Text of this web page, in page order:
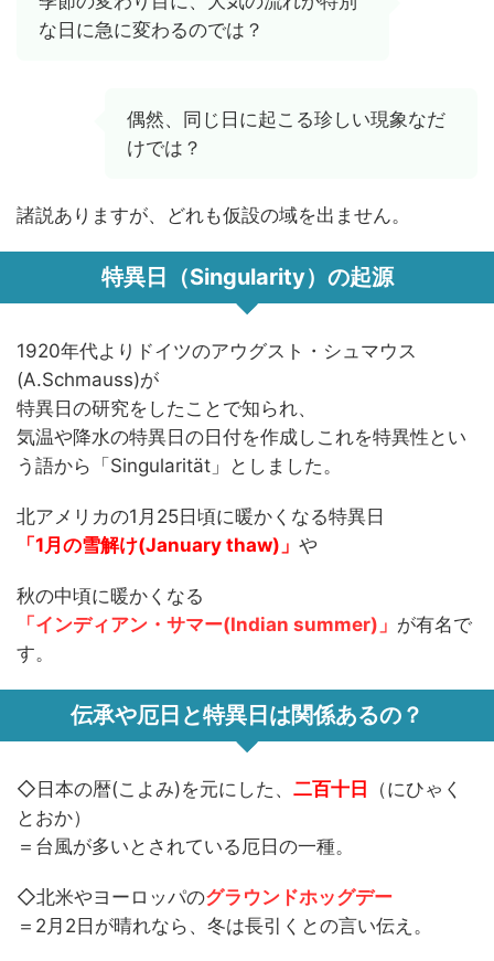
な日に急に変わるのでは？
偶然、同じ日に起こる珍しい現象なだ
けでは？
諸説ありますが、どれも仮設の域を出ません。
特異日（Singularity）の起源
1920年代よりドイツのアウグスト・シュマウス
(A.Schmauss)が
特異日の研究をしたことで知られ、
気温や降水の特異日の日付を作成しこれを特異性とい
う語から「Singularität」としました。
北アメリカの1月25日頃に暖かくなる特異日
「1月の雪解け(January thaw)」 や
秋の中頃に暖かくなる
「インディアン・サマー(Indian summer)」 が有名で
す。
伝承や厄日と特異日は関係あるの？
◇日本の暦(こよみ)を元にした、 二百十日 （にひゃく
とおか）
＝台風が多いとされている厄日の一種。
◇北米やヨーロッパのグラウンドホッグデー
＝2月2日が晴れなら、冬は長引くとの言い伝え。